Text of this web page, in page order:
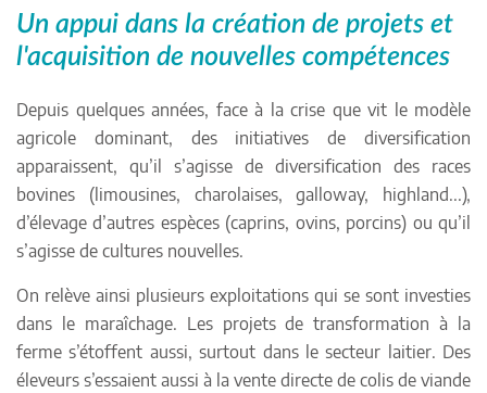
Un appui dans la création de projets et
l'acquisition de nouvelles compétences
Depuis quelques années, face à la crise que vit le modèle
agricole dominant, des initiatives de diversification
apparaissent, qu’il s’agisse de diversification des races
bovines (limousines, charolaises, galloway, highland...),
d’élevage d’autres espèces (caprins, ovins, porcins) ou qu’il
s’agisse de cultures nouvelles.
On relève ainsi plusieurs exploitations qui se sont investies
dans le maraîchage. Les projets de transformation à la
ferme s’étoffent aussi, surtout dans le secteur laitier. Des
éleveurs s’essaient aussi à la vente directe de colis de viande